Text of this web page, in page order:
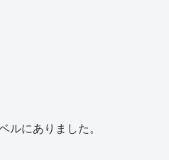
ルにありました。